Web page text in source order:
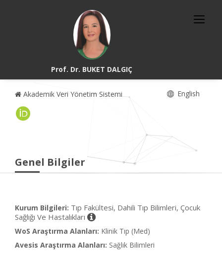
Prof. Dr. BUKET DALGIÇ
Akademik Veri Yönetim Sistemi English
Genel Bilgiler
Kurum Bilgileri: Tıp Fakültesi, Dahili Tıp Bilimleri, Çocuk
Sağlığı Ve Hastalıkları
WoS Araştırma Alanları: Klinik Tıp (Med)
Avesis Araştırma Alanları: Sağlık Bilimleri